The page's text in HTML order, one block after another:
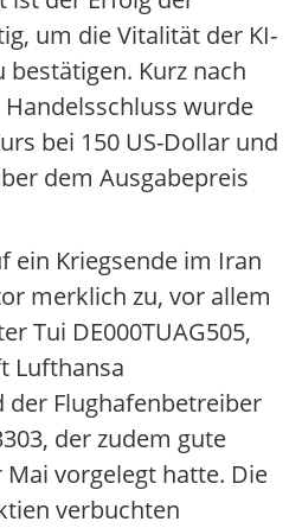
um die Vitalität der KI-
Kurz nach
wurde
bei 150 US-Dollar und
dem Ausgabepreis
ein Kriegsende im Iran
merklich zu, vor allem
Tui DE000TUAG505,
Lufthansa
der Flughafenbetreiber
der zudem gute
vorgelegt hatte. Die
verbuchten